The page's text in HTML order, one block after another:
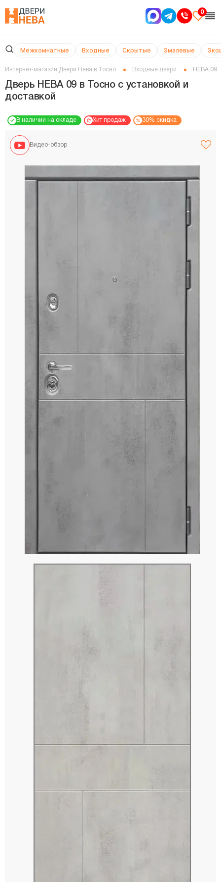
0
Межкомнатные Входные Скрытые Эмалевые
Интернет-магазин Двери Нева в Тосно Входные двери НЕВА 09
Дверь НЕВА 09 в Тосно с установкой и
доставкой
В наличии на складе Хит продаж 30% скидка
Видео-обзор